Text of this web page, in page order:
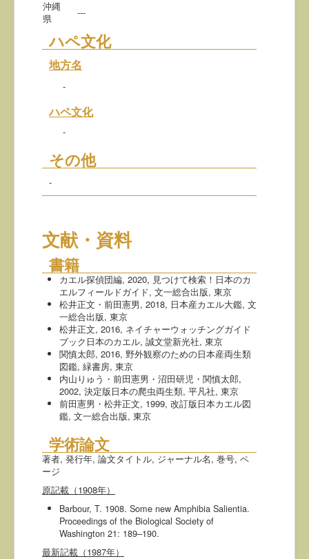
沖縄
県
---
ハペ文化
地方名
-
ハペ文化
-
その他
-
文献・資料
書籍
カエル探偵団編, 2020, 見つけて検索！日本のカ
エルフィールドガイド, 文一総合出版, 東京
松井正文・前田憲男, 2018, 日本産カエル大鑑, 文
一総合出版, 東京
松井正文, 2016, ネイチャーウォッチングガイド
ブック日本のカエル, 誠文堂新光社, 東京
関慎太郎, 2016, 野外観察のための日本産両生類
図鑑, 緑書房, 東京
内山りゅう・前田憲男・沼田研児・関慎太郎,
2002, 決定版日本の爬虫両生類, 平凡社, 東京
前田憲男・松井正文, 1999, 改訂版日本カエル図
鑑, 文一総合出版, 東京
学術論文
著者, 発行年, 論文タイトル, ジャーナル名, 巻号, ペ
ージ
原記載（1908年）
Barbour, T. 1908. Some new Amphibia Salientia.
Proceedings of the Biological Society of
Washington 21: 189–190.
最新記載（1987年）